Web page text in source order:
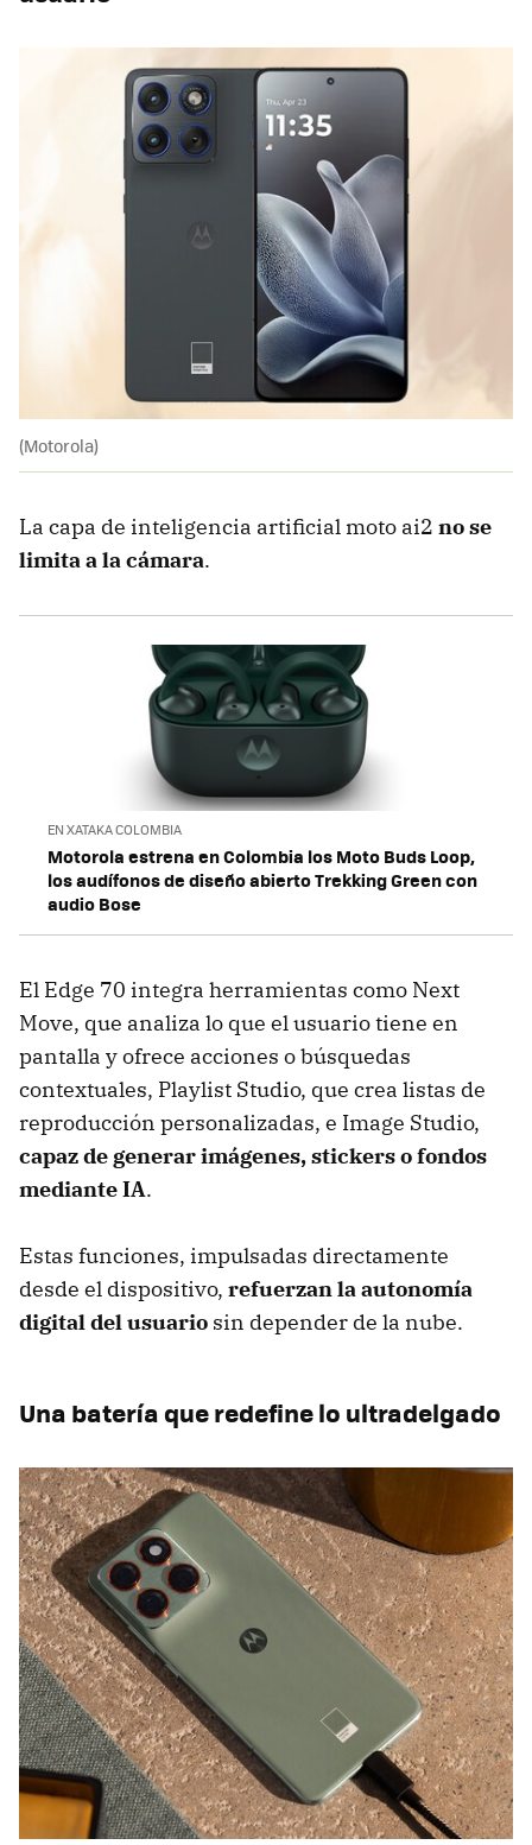
(Motorola)
La capa de inteligencia artificial moto ai2 no se
limita a la cámara.
EN XATAKA COLOMBIA
Motorola estrena en Colombia los Moto Buds Loop,
los audífonos de diseño abierto Trekking Green con
audio Bose
El Edge 70 integra herramientas como Next
Move, que analiza lo que el usuario tiene en
pantalla y ofrece acciones o búsquedas
contextuales, Playlist Studio, que crea listas de
reproducción personalizadas, e Image Studio,
capaz de generar imágenes, stickers o fondos
mediante IA.
Estas funciones, impulsadas directamente
desde el dispositivo, refuerzan la autonomía
digital del usuario sin depender de la nube.
Una batería que redefine lo ultradelgado